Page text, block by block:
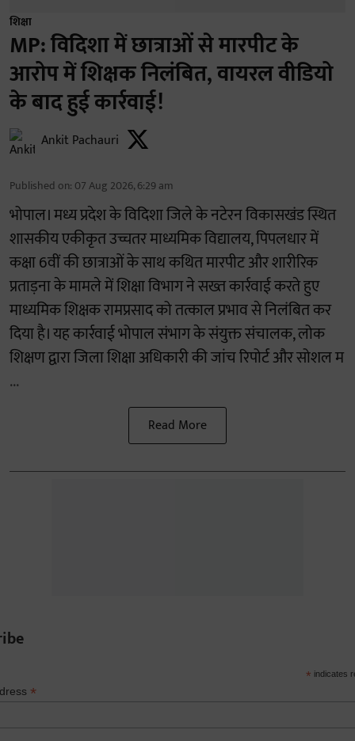
शिक्षा
MP: विदिशा में छात्राओं से मारपीट के
आरोप में शिक्षक निलंबित, वायरल वीडियो
के बाद हुई कार्रवाई!
Ankit Pachauri
Published on: 07 Aug 2026, 6:29 am
भोपाल। मध्य प्रदेश के विदिशा जिले के नटेरन विकासखंड स्थित
शासकीय एकीकृत उच्चतर माध्यमिक विद्यालय, पिपलधार में
कक्षा 6वीं की छात्राओं के साथ कथित मारपीट और शारीरिक
प्रताड़ना के मामले में शिक्षा विभाग ने सख्त कार्रवाई करते हुए
माध्यमिक शिक्षक रामप्रसाद को तत्काल प्रभाव से निलंबित कर
दिया है। यह कार्रवाई भोपाल संभाग के संयुक्त संचालक, लोक
शिक्षण द्वारा जिला शिक्षा अधिकारी की जांच रिपोर्ट और सोशल म
...
Read More
* indicates
*